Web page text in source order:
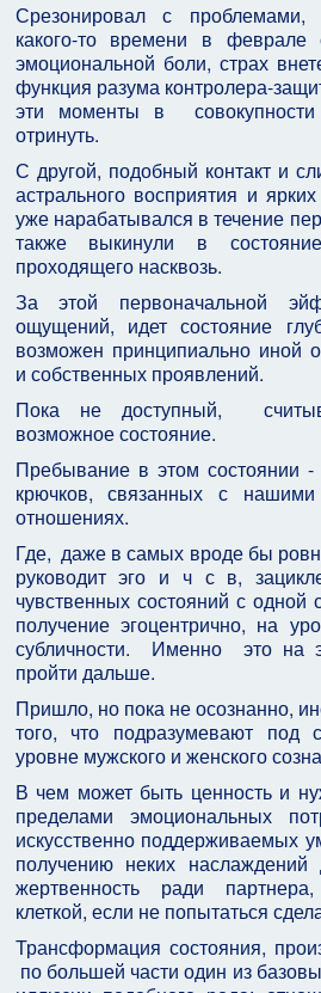
Срезонировал с
какого-то времени в
эмоциональной боли, страх
функция разума контролера-
эти моменты в
отринуть.
С другой, подобный контакт и
астрального восприятия и
уже нарабатывался в течение
также выкинули в
проходящего насквозь.
За этой первоначальной
ощущений, идет состояние
возможен принципиально иной
и собственных проявлений.
Пока не доступный,
возможное состояние.
Пребывание в этом состоянии
крючков, связанных с
отношениях.
Где, даже в самых вроде бы
руководит эго и ч с в,
чувственных состояний с одной
получение эгоцентрично, на
субличности. Именно это на
пройти дальше.
Пришло, но пока не осознанно,
того, что подразумевают под
уровне мужского и женского
В чем может быть ценность и
пределами эмоциональных
искусственно поддерживаемых
получению неких
жертвенность ради
клеткой, если не попытаться
Трансформация состояния,
по большей части один из